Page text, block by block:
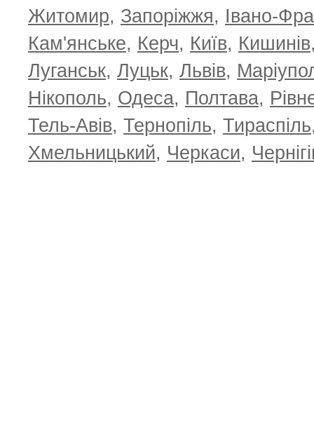
Житомир, Запоріжжя, Івано-
Кам'янське, Керч, Київ, Кишинів
Луганськ, Луцьк, Львів,
Нікополь, Одеса, Полтава,
Тель-Авів, Тернопіль, Тираспіль
Хмельницький, Черкаси,